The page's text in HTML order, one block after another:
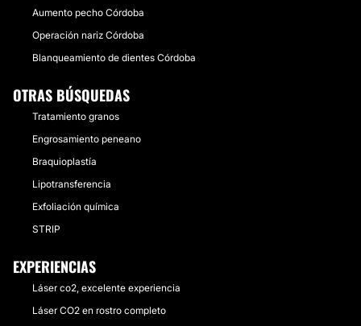
Aumento pecho Córdoba
Operación nariz Córdoba
Blanqueamiento de dientes Córdoba
OTRAS BÚSQUEDAS
Tratamiento granos
Engrosamiento peneano
Braquioplastía
Lipotransferencia
Exfoliación química
STRIP
EXPERIENCIAS
Láser co2, excelente experiencia
Láser CO2 en rostro completo